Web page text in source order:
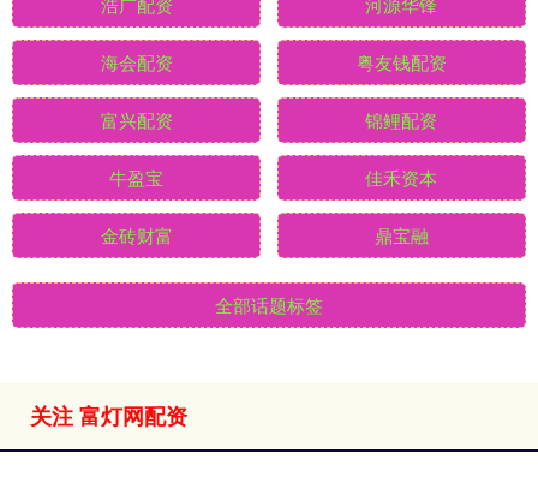
海会配资 粤友钱配资
富兴配资 锦鲤配资
牛盈宝 佳禾资本
金砖财富 鼎宝融
全部话题标签
关注 富灯网配资